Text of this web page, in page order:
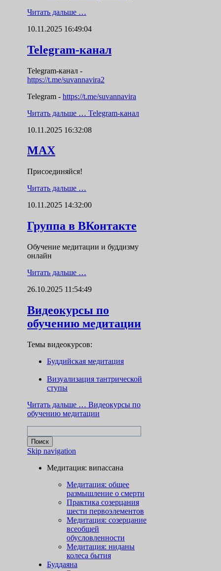
Читать дальше …
10.11.2025 16:49:04
Telegram-канал
Telegram-канал -
https://t.me/suvannavira2
Telegram - https://t.me/suvannavira
Читать дальше … Telegram-канал
10.11.2025 16:32:08
MAX
Присоединяйся!
Читать дальше …
10.11.2025 14:32:00
Группа в ВКонтакте
Обучение медитации и буддизму
онлайн
Читать дальше …
26.10.2025 11:54:49
Видеокурсы по
обучению медитации
Темы видеокурсов:
Буддийская медитация
Визуализация тантрической
ступы
Читать дальше … Видеокурсы по
обучению медитации
Skip navigation
Медитация: випассана
Медитация: общее
размышление о смерти
Практика созерцания
шести первоэлементов
Медитация: созерцание
всеобщей
обусловленности
Медитация: ниданы
колеса бытия
Буддаяна